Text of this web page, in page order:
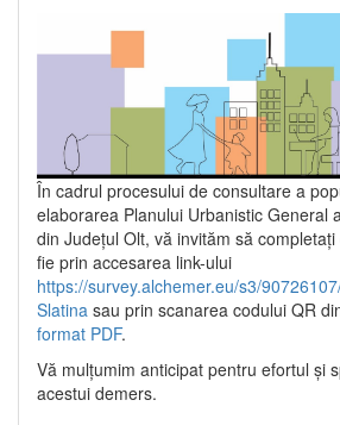
În cadrul procesului de consultare a
elaborarea Planului Urbanistic General
din Județul Olt, vă invităm să
fie prin accesarea link-ului
https://survey.alchemer.eu/s3/
Slatina sau prin scanarea codului QR
format PDF.
Vă mulţumim anticipat pentru efortul şi
acestui demers.